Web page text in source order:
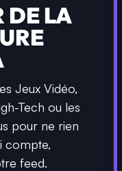
DE LA
Jeux Vidéo,
Tech ou les
pour ne rien
compte,
feed.